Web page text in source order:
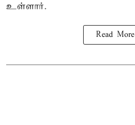
உள்ளார்.
Read More